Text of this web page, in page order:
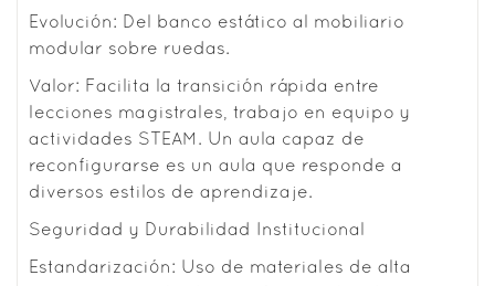
Evolución: Del banco estático al mobiliario
modular sobre ruedas.
Valor: Facilita la transición rápida entre
lecciones magistrales, trabajo en equipo y
actividades STEAM. Un aula capaz de
reconfigurarse es un aula que responde a
diversos estilos de aprendizaje.
Seguridad y Durabilidad Institucional
Estandarización: Uso de materiales de alta